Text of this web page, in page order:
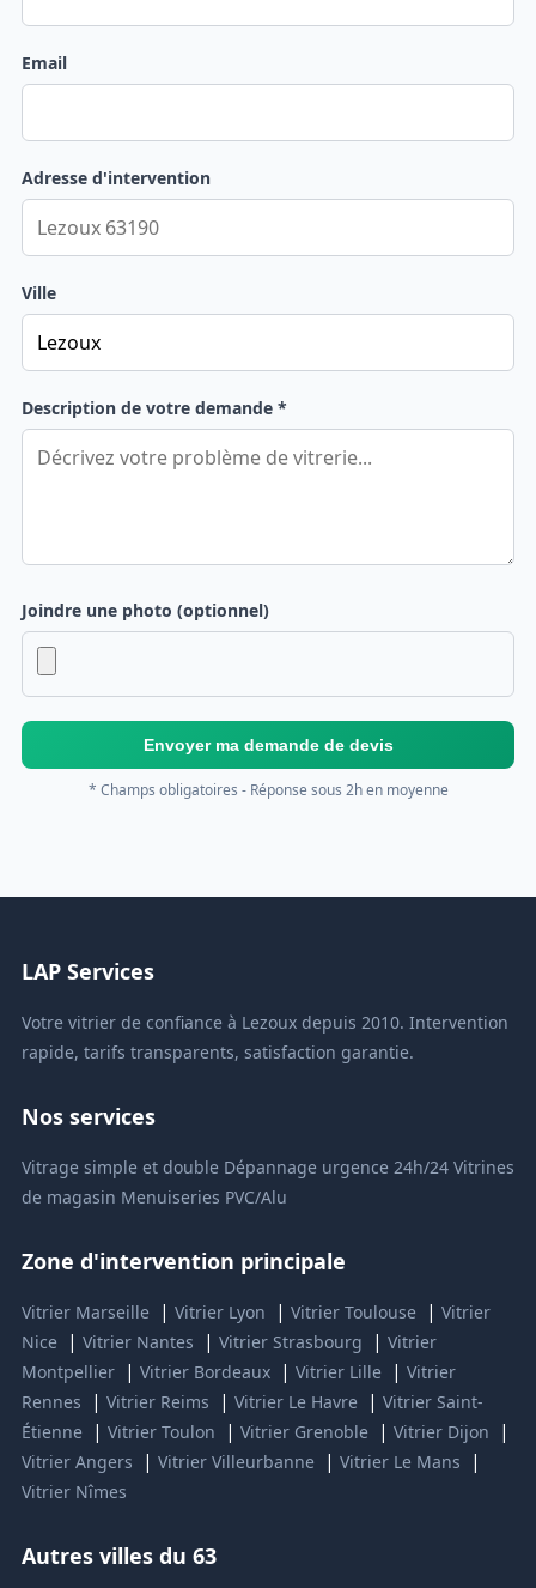
Email
Adresse d'intervention
Ville
Description de votre demande *
Joindre une photo (optionnel)
Envoyer ma demande de devis
* Champs obligatoires - Réponse sous 2h en moyenne
LAP Services
Votre vitrier de confiance à Lezoux depuis 2010. Intervention
rapide, tarifs transparents, satisfaction garantie.
Nos services
Vitrage simple et double Dépannage urgence 24h/24 Vitrines
de magasin Menuiseries PVC/Alu
Zone d'intervention principale
Vitrier Marseille | Vitrier Lyon | Vitrier Toulouse | Vitrier
Nice
| Vitrier Nantes | Vitrier Strasbourg | Vitrier
Montpellier | Vitrier Bordeaux | Vitrier Lille | Vitrier
Rennes
| Vitrier Reims | Vitrier Le Havre | Vitrier Saint-
Étienne
| Vitrier Toulon | Vitrier Grenoble | Vitrier Dijon |
Vitrier Angers | Vitrier Villeurbanne | Vitrier Le Mans |
Vitrier Nîmes
Autres villes du 63